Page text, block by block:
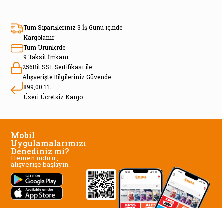
Tüm Siparişleriniz 3 İş Günü içinde
Kargolanır
Tüm Ürünlerde
9 Taksit İmkanı
256Bit SSL Sertifikası ile
Alışverişte Bilgileriniz Güvende.
899,00 TL.
Üzeri Ücretsiz Kargo
Mobil
Uygulamalarımızı
Denediniz mi?
Hemen indirin,
alışverişe başlayın.